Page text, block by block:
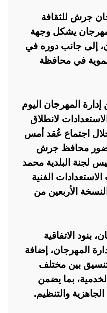
جرش للثقافة
يشكل وجهة
إلى جانب دوره في
في محافظة
المهرجان اليوم
لانطلاق
اجتماع عُقد أمس
محافظ جرش
لجنة البلدية محمد
الفنية
الأربعين من
بنود الاتفاقية
المهرجان، إضافة
بين مختلف
بما يضمن
والتنظيم.